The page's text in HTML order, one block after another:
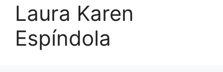
Laura Karen
Espíndola